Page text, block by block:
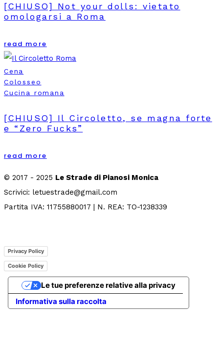
[CHIUSO] Not your dolls: vietato
omologarsi a Roma
read more
Cena
Colosseo
Cucina romana
[CHIUSO] Il Circoletto, se magna forte
e “Zero Fucks”
read more
© 2017 - 2025 Le Strade di Pianosi Monica
Scrivici: letuestrade@gmail.com
Partita IVA: 11755880017 | N. REA: TO-1238339
Privacy Policy
Cookie Policy
Informativa sulla raccolta
Le tue preferenze relative alla privacy